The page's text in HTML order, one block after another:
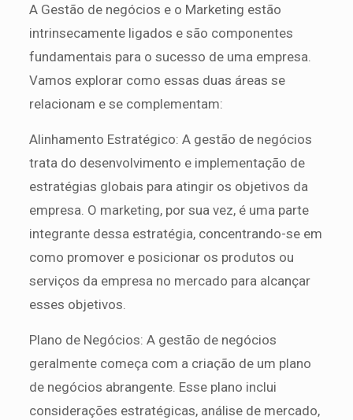
A Gestão de negócios e o Marketing estão
intrinsecamente ligados e são componentes
fundamentais para o sucesso de uma empresa.
Vamos explorar como essas duas áreas se
relacionam e se complementam:
Alinhamento Estratégico: A gestão de negócios
trata do desenvolvimento e implementação de
estratégias globais para atingir os objetivos da
empresa. O marketing, por sua vez, é uma parte
integrante dessa estratégia, concentrando-se em
como promover e posicionar os produtos ou
serviços da empresa no mercado para alcançar
esses objetivos.
Plano de Negócios: A gestão de negócios
geralmente começa com a criação de um plano
de negócios abrangente. Esse plano inclui
considerações estratégicas, análise de mercado,